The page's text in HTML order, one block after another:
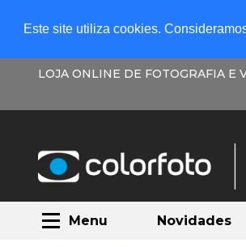
Este site utiliza cookies.
LOJA ONLINE DE FOTOGRAFIA E
Menu Novidades